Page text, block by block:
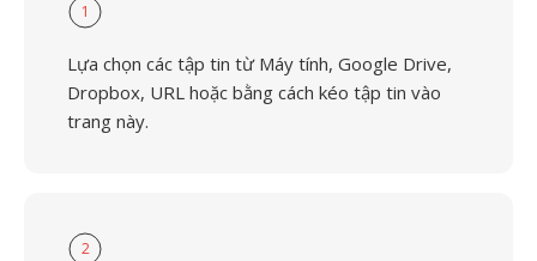
1
Lựa chọn các tập tin từ Máy tính, Google Drive,
Dropbox, URL hoặc bằng cách kéo tập tin vào
trang này.
2